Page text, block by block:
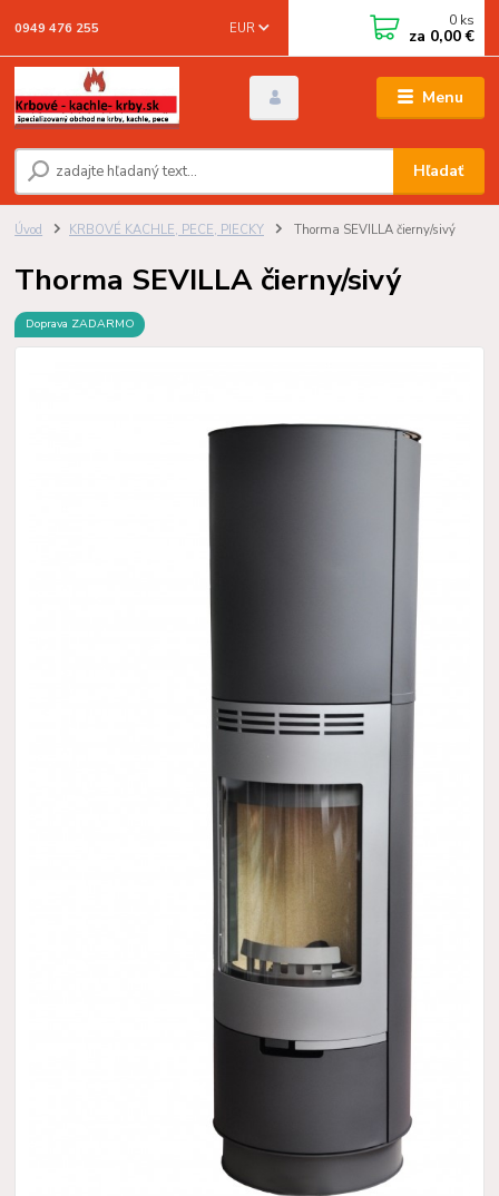
Menu
EUR
Hľadať
0949 476 255 0 ks
za 0,00 €
Úvod KRBOVÉ KACHLE, PECE, PIECKY Thorma SEVILLA čierny/sivý
Thorma SEVILLA čierny/sivý
Doprava ZADARMO